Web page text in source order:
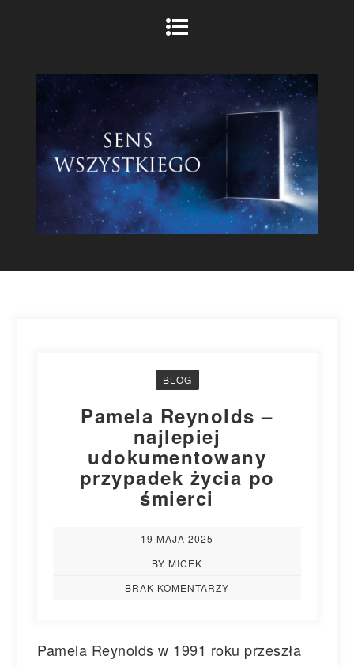
BLOG
Pamela Reynolds –
najlepiej
udokumentowany
przypadek życia po
śmierci
19 MAJA 2025
BY MICEK
BRAK KOMENTARZY
Pamela Reynolds w 1991 roku przeszła